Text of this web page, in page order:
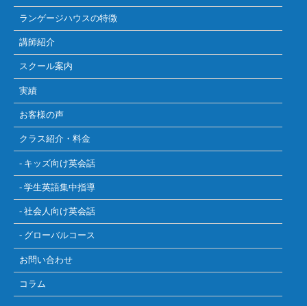
ランゲージハウスの特徴
講師紹介
スクール案内
実績
お客様の声
クラス紹介・料金
- キッズ向け英会話
- 学生英語集中指導
- 社会人向け英会話
- グローバルコース
お問い合わせ
コラム